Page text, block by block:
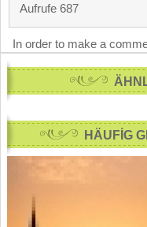
Aufrufe 687
In order to make a
HÄUFİG